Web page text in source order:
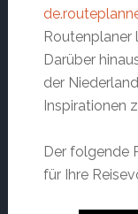
Routenplaner
Darüber
der
Inspirationen
Der folgende
für Ihre